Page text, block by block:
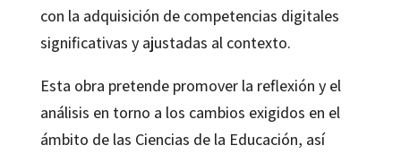
con la adquisición de competencias digitales
significativas y ajustadas al contexto.
Esta obra pretende promover la reflexión y el
análisis en torno a los cambios exigidos en el
ámbito de las Ciencias de la Educación, así